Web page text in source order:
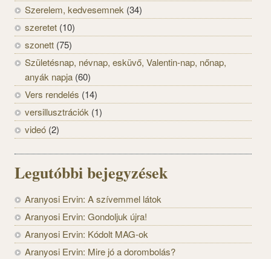
Szerelem, kedvesemnek (34)
szeretet (10)
szonett (75)
Születésnap, névnap, esküvő, Valentin-nap, nőnap,
anyák napja (60)
Vers rendelés (14)
versillusztrációk (1)
videó (2)
Legutóbbi bejegyzések
Aranyosi Ervin: A szívemmel látok
Aranyosi Ervin: Gondoljuk újra!
Aranyosi Ervin: Kódolt MAG-ok
Aranyosi Ervin: Mire jó a dorombolás?